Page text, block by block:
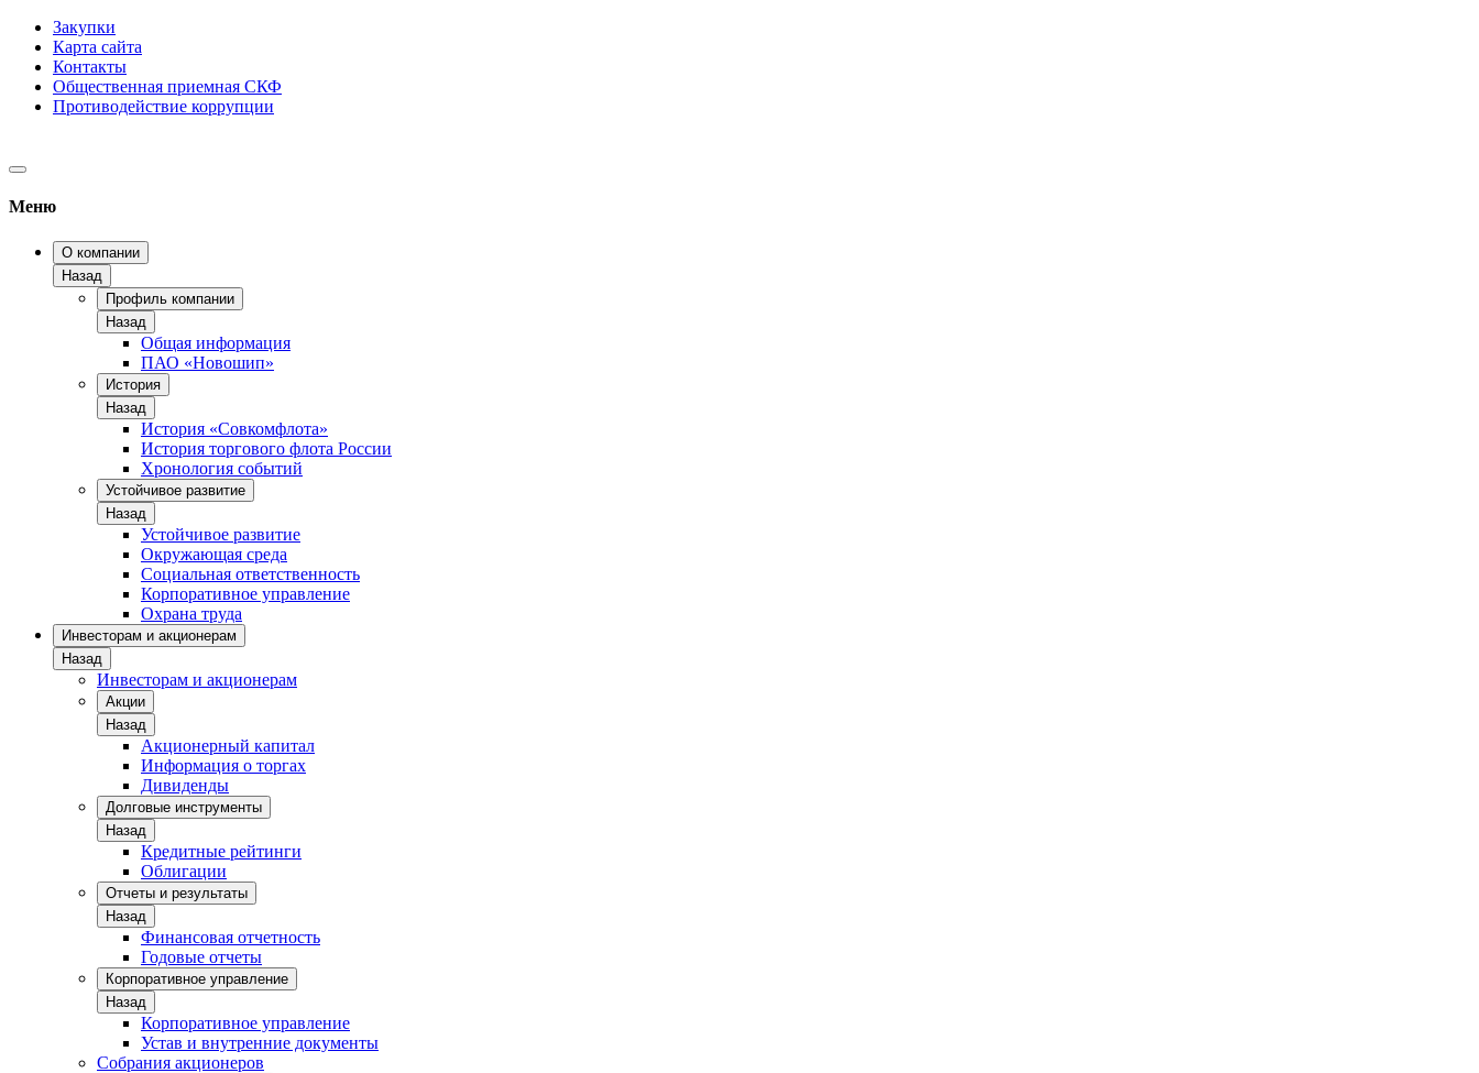
Закупки
Карта сайта
Контакты
Общественная приемная СКФ
Противодействие коррупции
Меню
О компании
Назад
Профиль компании
Назад
Общая информация
ПАО «Новошип»
История
Назад
История «Совкомфлота»
История торгового флота России
Хронология событий
Устойчивое развитие
Назад
Устойчивое развитие
Окружающая среда
Социальная ответственность
Корпоративное управление
Охрана труда
Инвесторам и акционерам
Назад
Инвесторам и акционерам
Акции
Назад
Акционерный капитал
Информация о торгах
Дивиденды
Долговые инструменты
Назад
Кредитные рейтинги
Облигации
Отчеты и результаты
Назад
Финансовая отчетность
Годовые отчеты
Корпоративное управление
Назад
Корпоративное управление
Устав и внутренние документы
Собрания акционеров